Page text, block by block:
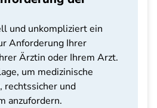
und unkompliziert ein
Anforderung Ihrer
Ärztin oder Ihrem Arzt.
um medizinische
rechtssicher und
anzufordern.